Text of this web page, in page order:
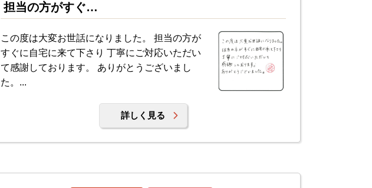
担当の方がすぐ…
この度は大変お世話になりました。 担当の方が
すぐに自宅に来て下さり 丁寧にご対応いただい
て感謝しております。 ありがとうございまし
た。...
詳しく見る